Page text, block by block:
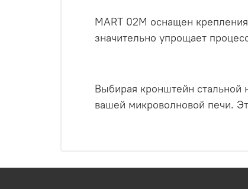
MART 02M оснащен
значительно упрощает
Выбирая кронштейн стальной
вашей микроволновой печи.